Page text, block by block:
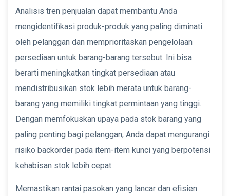
Analisis tren penjualan dapat membantu Anda
mengidentifikasi produk-produk yang paling diminati
oleh pelanggan dan memprioritaskan pengelolaan
persediaan untuk barang-barang tersebut. Ini bisa
berarti meningkatkan tingkat persediaan atau
mendistribusikan stok lebih merata untuk barang-
barang yang memiliki tingkat permintaan yang tinggi.
Dengan memfokuskan upaya pada stok barang yang
paling penting bagi pelanggan, Anda dapat mengurangi
risiko backorder pada item-item kunci yang berpotensi
kehabisan stok lebih cepat.
Memastikan rantai pasokan yang lancar dan efisien